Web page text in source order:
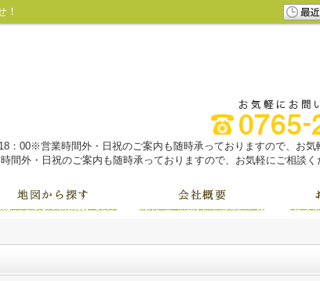
！
00※営業時間外・日祝のご案内も随時承っておりますので、お気
間外・日祝のご案内も随時承っておりますので、お気軽にご相談く